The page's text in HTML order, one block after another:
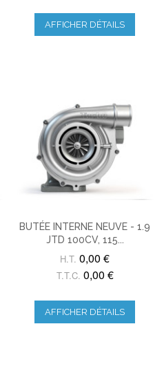
AFFICHER DÉTAILS
BUTÉE INTERNE NEUVE - 1.9
JTD 100CV, 115...
H.T. 0,00 €
T.T.C. 0,00 €
AFFICHER DÉTAILS